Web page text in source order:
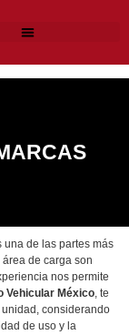
de las partes más
de carga son
nos permite
Vehicular México, te
considerando
de uso y la